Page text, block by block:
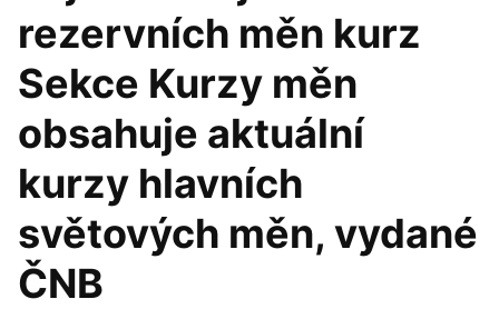
rezervních měn kurz
Sekce Kurzy měn
obsahuje aktuální
kurzy hlavních
světových měn, vydané
ČNB